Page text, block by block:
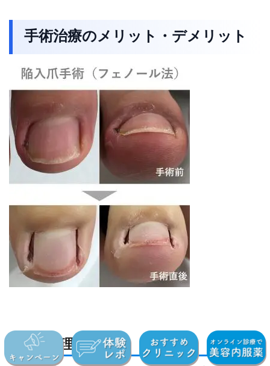
手術治療のメリット・デメリット
1)爪母処理とは何か